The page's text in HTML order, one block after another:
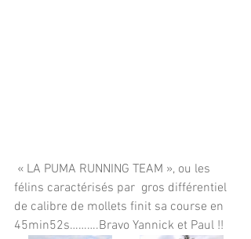
« LA PUMA RUNNING TEAM », ou les
félins caractérisés par  gros différentiel
de calibre de mollets finit sa course en
45min52s……….Bravo Yannick et Paul !!